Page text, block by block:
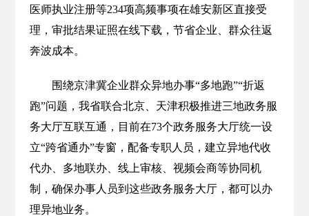
医师执业注册等234项高频事项在雄安新区直接受
理，审批结果证照在线下载，节省企业、群众往返
奔波成本。
围绕京津冀企业群众异地办事“多地跑”“折返
跑”问题，我省联合北京、天津积极推进三地政务服
务大厅互联互通，目前在73个政务服务大厅统一设
立“跨省通办”专窗，配备专职人员，建立异地代收
代办、多地联办、线上审核、视频会商等协同机
制，确保办事人员到这些政务服务大厅，都可以办
理异地业务。